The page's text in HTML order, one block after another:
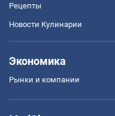
Рецепты
Новости Кулинарии
Экономика
Рынки и компании